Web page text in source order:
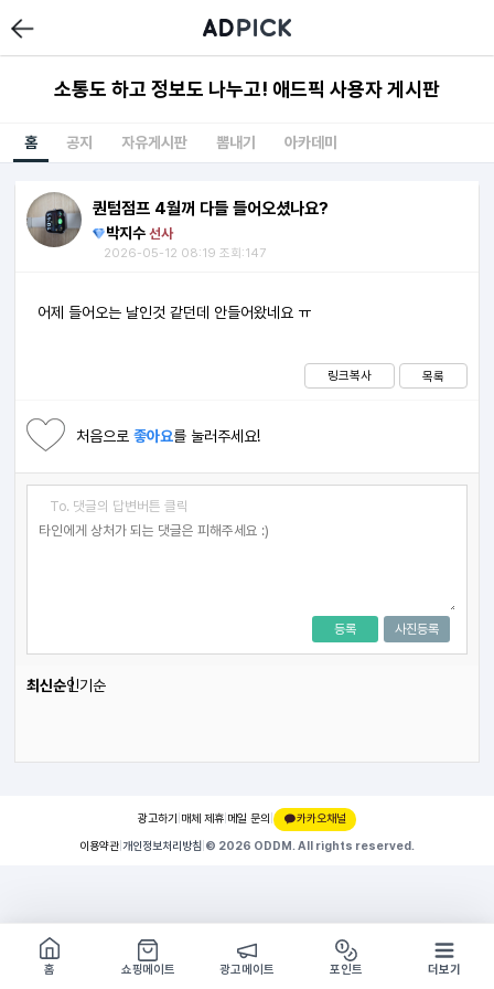
소통도 하고 정보도 나누고! 애드픽 사용자 게시판
홈 공지 자유게시판 뽐내기 아카데미
퀀텀점프 4월꺼 다들 들어오셨나요?
박지수 선사
2026-05-12 08:19 조회:147
어제 들어오는 날인것 같던데 안들어왔네요 ㅠ
링크복사 목록
처음으로좋아요를 눌러주세요!
To. 댓글의 답변버튼 클릭
사진등록
등록
최신순인기순
광고하기 매체 제휴 메일 문의 |
카카오채널
이용약관 개인정보처리방침 © 2026 ODDM. All rights reserved.
쇼핑몰 구경하기
방문시 1G
홈
쇼핑메이트 광고메이트 포인트 더보기